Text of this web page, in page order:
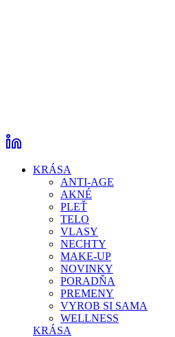
KRÁSA
ANTI-AGE
AKNÉ
PLEŤ
TELO
VLASY
NECHTY
MAKE-UP
NOVINKY
PORADŇA
PREMENY
VYROB SI SAMA
WELLNESS
KRÁSA